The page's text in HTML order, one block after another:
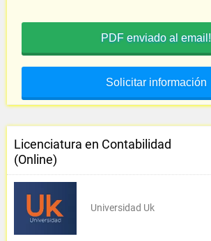
PDF enviado al email!
Solicitar información
Licenciatura en Contabilidad
(Online)
Universidad Uk